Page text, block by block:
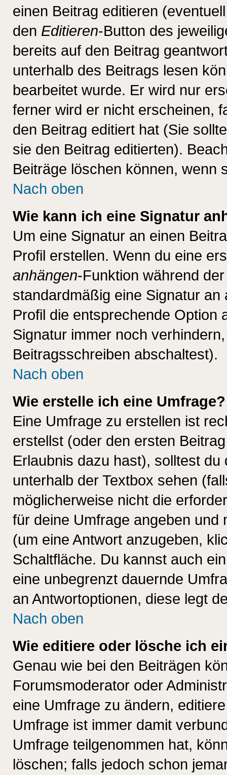
einen Beitrag editieren
den Editieren-Button des
bereits auf den Beitrag
unterhalb des Beitrags lesen
bearbeitet wurde. Er wird nur
ferner wird er nicht erscheinen,
den Beitrag editiert hat (Sie
sie den Beitrag editierten).
Beiträge löschen können, wenn
Nach oben
Wie kann ich eine Signatur
Um eine Signatur an einen
Profil erstellen. Wenn du eine
anhängen-Funktion während
standardmäßig eine Signatur
Profil die entsprechende Option
Signatur immer noch
Beitragsschreiben abschaltest).
Nach oben
Wie erstelle ich eine Umfrage?
Eine Umfrage zu erstellen ist
erstellst (oder den ersten
Erlaubnis dazu hast), solltest
unterhalb der Textbox sehen
möglicherweise nicht die
für deine Umfrage angeben und
(um eine Antwort anzugeben,
Schaltfläche. Du kannst auch
eine unbegrenzt dauernde
an Antwortoptionen, diese legt
Nach oben
Wie editiere oder lösche ich
Genau wie bei den Beiträgen
Forumsmoderator oder
eine Umfrage zu ändern,
Umfrage ist immer damit
Umfrage teilgenommen hat,
löschen; falls jedoch schon